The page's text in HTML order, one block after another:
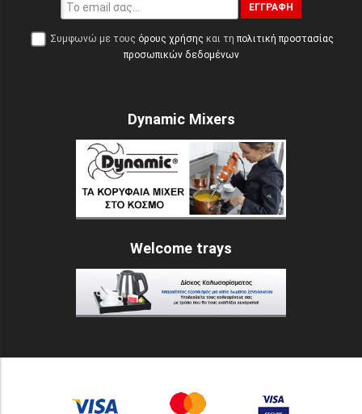
ΕΓΓΡΑΦΉ
Συμφωνώ με τους όρους χρήσης και τη πολιτική προστασίας
προσωπικών δεδομένων
Dynamic Mixers
Welcome trays